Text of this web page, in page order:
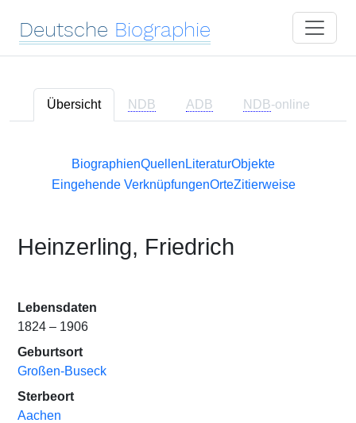
Deutsche Biographie
Übersicht NDB ADB NDB-online
BiographienQuellen LiteraturObjekte
Eingehende VerknüpfungenOrteZitierweise
Heinzerling, Friedrich
Lebensdaten
1824 – 1906
Geburtsort
Großen-Buseck
Sterbeort
Aachen